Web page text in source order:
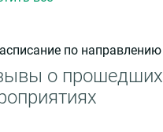
по направлению
о прошедших